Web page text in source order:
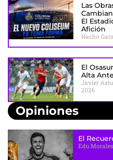
Las
El
Afición
Nacho
El
Alta
Javier
2026
Opiniones
El
Edu Morales